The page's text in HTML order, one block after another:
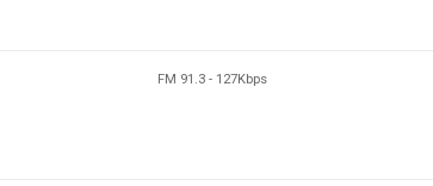
FM 91.3 - 127Kbps